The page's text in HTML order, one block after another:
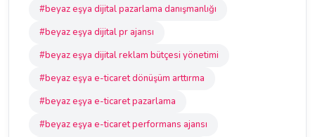
#beyaz eşya dijital pazarlama danışmanlığı
#beyaz eşya dijital pr ajansı
#beyaz eşya dijital reklam bütçesi yönetimi
#beyaz eşya e-ticaret dönüşüm arttırma
#beyaz eşya e-ticaret pazarlama
#beyaz eşya e-ticaret performans ajansı